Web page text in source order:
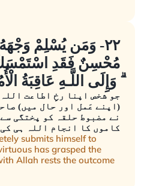
٢٢- وَمَن يُسْلِمْ
مُحْسِنٌ فَقَدِ اسْتَمْسَكَ
وَإِلَى اللَّـهِ عَاقِبَةُ
جو شخص اپنا رخِ اطاعت
(اپنے عَمل اور حال میں)
نے مضبوط حلقہ کو پختگی
کاموں کا انجام اللہ ہی
submits himself to
has grasped the
Allah rests the outcome